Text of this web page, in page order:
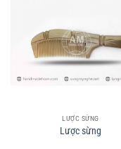
LƯỢC SỪNG
Lược sừng